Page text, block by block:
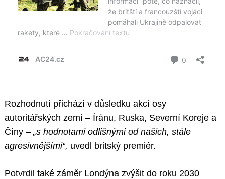
Rozhodnutí přichází v důsledku akcí osy
autoritářských zemí – Íránu, Ruska, Severní Koreje a
Číny – „s hodnotami odlišnými od našich, stále
agresivnějšími“, uvedl britský premiér.
Potvrdil také záměr Londýna zvýšit do roku 2030